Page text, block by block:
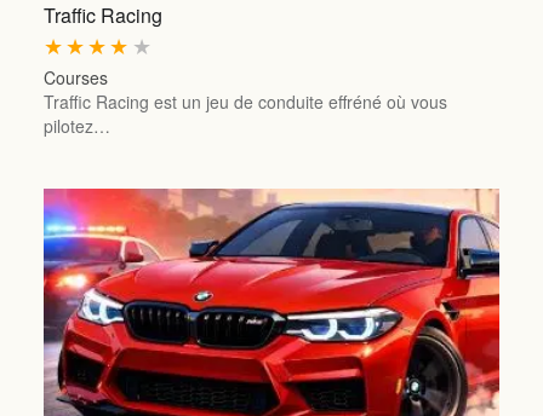
Traffic Racing
★
★
★
★
★
Courses
Traffic Racing est un jeu de conduite effréné où vous
pilotez…